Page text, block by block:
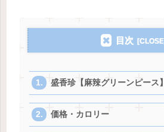
目次
盛香珍【麻辣グリーンピース】
価格・カロリー